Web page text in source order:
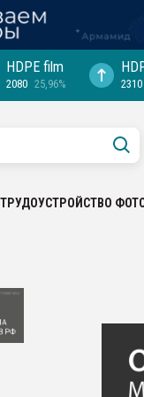
HDPE film
2080 25,96% 2310
ТРУДОУСТРОЙСТВО